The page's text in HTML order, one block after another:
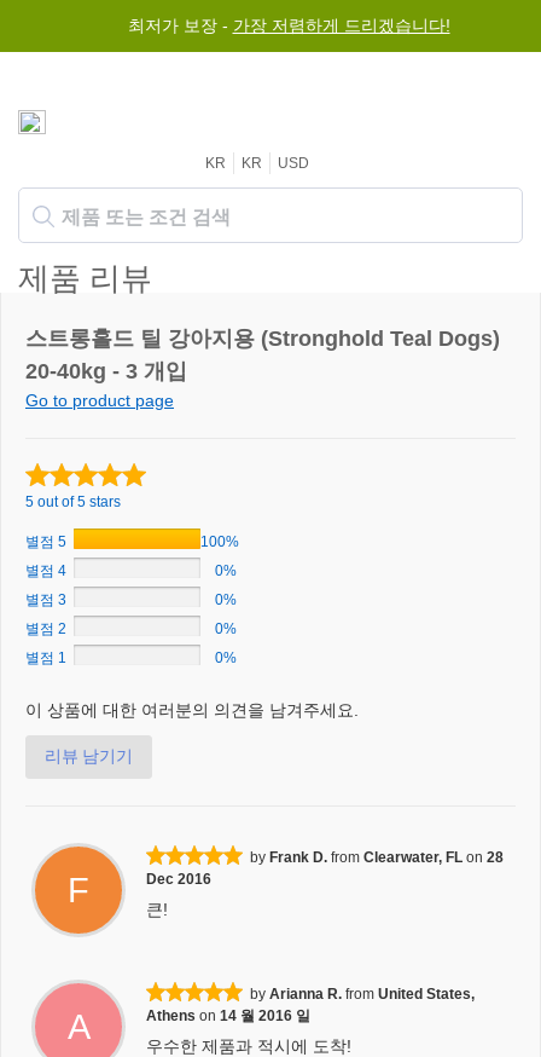
최저가 보장 - 가장 저렴하게 드리겠습니다!
KR KR USD
제품 리뷰
스트롱홀드 틸 강아지용 (Stronghold Teal Dogs)
20-40kg - 3 개입
Go to product page
5 out of 5 stars
별점 5
100%
별점 4
0%
별점 3
0%
별점 2
0%
별점 1
0%
이 상품에 대한 여러분의 의견을 남겨주세요.
리뷰 남기기
F
by Frank D. from Clearwater, FL on 28
Dec 2016
큰!
A
by Arianna R. from United States,
Athens on 14 월 2016 일
우수한 제품과 적시에 도착!